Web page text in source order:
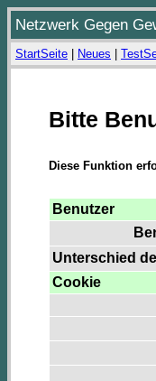
Netzwerk Gegen
StartSeite Neues
Bitte
Diese Funktion
Benutzer
Unterschied
Cookie